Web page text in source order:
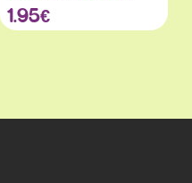
1.95€